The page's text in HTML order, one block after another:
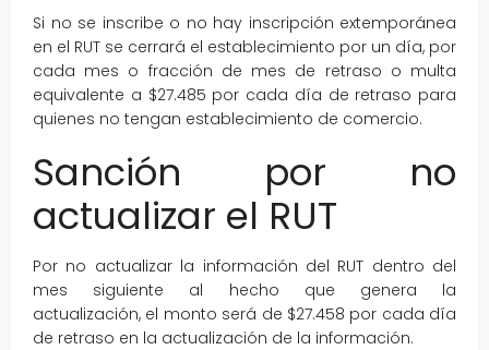
Si no se inscribe o no hay inscripción extemporánea
en el RUT se cerrará el establecimiento por un día, por
cada mes o fracción de mes de retraso o multa
equivalente a $27.485 por cada día de retraso para
quienes no tengan establecimiento de comercio.
Sanción por no
actualizar el RUT
Por no actualizar la información del RUT dentro del
mes siguiente al hecho que genera la
actualización, el monto será de $27.458 por cada día
de retraso en la actualización de la información.